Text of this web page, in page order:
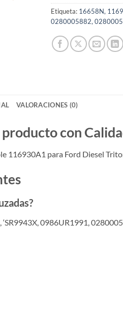
Etiqueta: 16658N,
0280005882,
VALORACIONES (0)
con
116930A1 para Ford Diesel
0986UR1991,